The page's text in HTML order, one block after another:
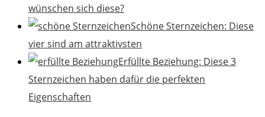
wünschen sich diese?
Schöne Sternzeichen: Diese
vier sind am attraktivsten
Erfüllte Beziehung: Diese 3
Sternzeichen haben dafür die perfekten
Eigenschaften